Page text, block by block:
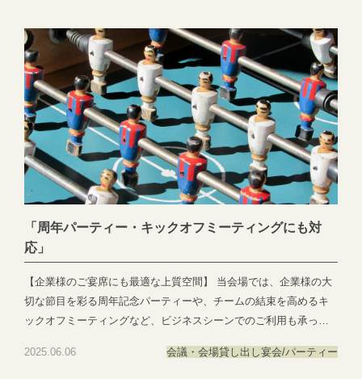
わずご満足いただけるお料理で、思い出話に花を添えます。 現
在、夏の開催日程にはまだ空きがございますが、ご予約が集中し
やすい時期となりますので、お早めのご相談をおすすめいたしま
す。 📞 ご予約・お問い合わせはこちら：058-214-2066 お問い合
わせ：https://exexparty.jp/contact/
「周年パーティー・キックオフミーティングにも対
応」
【企業様のご宴席にも最適な上質空間】 当会場では、企業様の大
切な節目を彩る周年記念パーティーや、チームの結束を高めるキ
ックオフミーティングなど、ビジネスシーンでのご利用も承って
感あふれる空間設計と、老若男女問わずご満足いただける洗練さ
2025.06.06 会議・会場貸し出し宴会/パーティー